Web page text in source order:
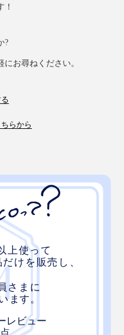
！
?
お尋ねください。
らから